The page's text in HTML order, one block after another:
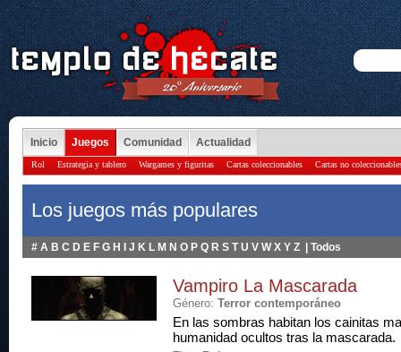
Inicio Juegos Comunidad Actualidad
Rol Estrategia y tablero Wargames y figuritas Cartas coleccionables Cartas no
Los juegos más populares
# A B C D E F G H J K L M N O P Q R S T U V W X Y Z Todos
Vampiro La Mascarada
Género: Terror contemporáneo
En las sombras habitan los cainitas
humanidad ocultos tras la mascarada.